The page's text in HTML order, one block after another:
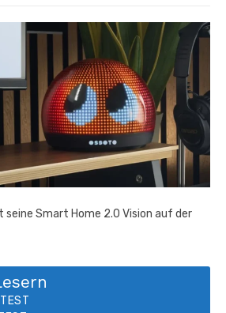
Smart Home 2.0 Vision auf der